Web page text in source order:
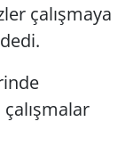
çalışmaya